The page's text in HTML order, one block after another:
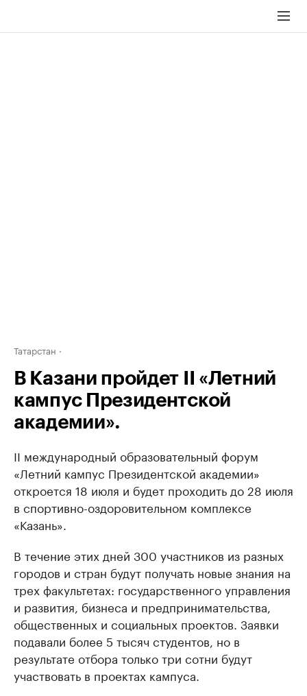
Татарстан
В Казани пройдет II «Летний
кампус Президентской
академии».
II международный образовательный форум
«Летний кампус Президентской академии»
откроется 18 июля и будет проходить до 28 июля
в спортивно-оздоровительном комплексе
«Казань».
В течение этих дней 300 участников из разных
городов и стран будут получать новые знания на
трех факультетах: государственного управления
и развития, бизнеса и предпринимательства,
общественных и социальных проектов. Заявки
подавали более 5 тысяч студентов, но в
результате отбора только три сотни будут
участвовать в проектах кампуса.